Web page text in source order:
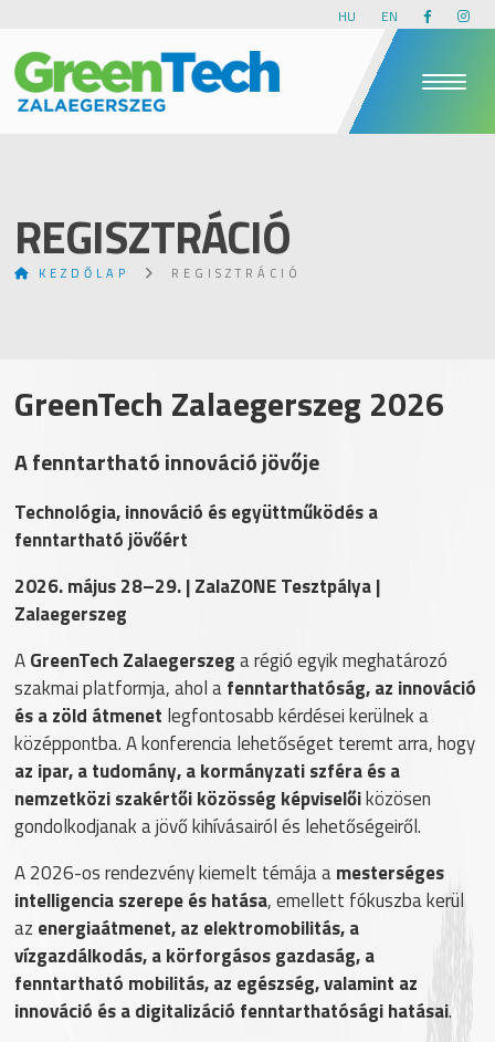
HU EN
REGISZTRÁCIÓ
KEZDŐLAP REGISZTRÁCIÓ
GreenTech Zalaegerszeg 2026
A fenntartható innováció jövője
Technológia, innováció és együttműködés a
fenntartható jövőért
2026. május 28–29. | ZalaZONE Tesztpálya |
Zalaegerszeg
AGreenTech Zalaegerszega régió egyik meghatározó
szakmai platformja, ahol afenntarthatóság, az innováció
és a zöld átmenet legfontosabb kérdései kerülnek a
középpontba. A konferencia lehetőséget teremt arra, hogy
az ipar, a tudomány, a kormányzati szféra és a
nemzetközi szakértői közösség képviselőiközösen
gondolkodjanak a jövő kihívásairól és lehetőségeiről.
A 2026-os rendezvény kiemelt témája amesterséges
intelligencia szerepe és hatása, emellett fókuszba kerül
az energiaátmenet, az elektromobilitás, a
vízgazdálkodás, a körforgásos gazdaság, a
fenntartható mobilitás, az egészség, valamint az
innováció és a digitalizáció fenntarthatósági hatásai.